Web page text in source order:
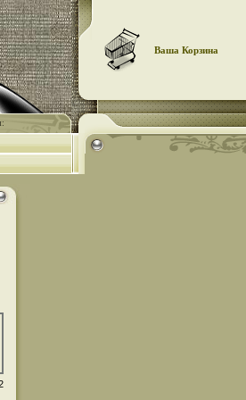
Ваша Корзина